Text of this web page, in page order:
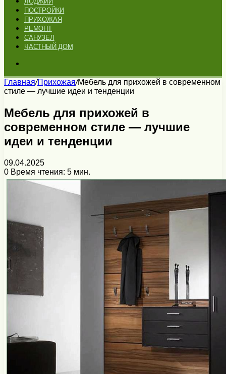
ПОСТРОЙКИ
ПРИХОЖАЯ
РЕМОНТ
САНУЗЕЛ
ЧАСТНЫЙ ДОМ
Главная/Прихожая/Мебель для прихожей в современном
стиле — лучшие идеи и тенденции
Мебель для прихожей в
современном стиле — лучшие
идеи и тенденции
09.04.2025
0 Время чтения: 5 мин.